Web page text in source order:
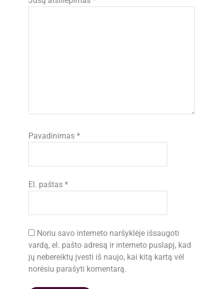
Pavadinimas*
El. paštas*
Noriu savo interneto naršyklėje išsaugoti
vardą, el. pašto adresą ir interneto puslapį, kad
jų nebereiktų įvesti iš naujo, kai kitą kartą vėl
norėsiu parašyti komentarą.